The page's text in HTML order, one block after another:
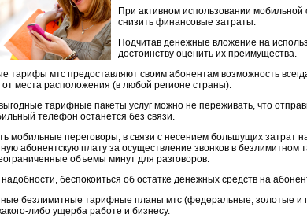
При активном использовании
снизить финансовые затраты.
Подчитав денежные вложение на
достоинству оценить их преимущества.
тарифы мтс предоставляют своим абонентам возможность
места расположения (в любой регионе страны).
тарифные пакеты услуг можно не переживать, что
телефон останется без связи.
мобильные переговоры, в связи с несением большущих затрат
абонентскую плату за осуществление звонков в
объемы минут для разговоров.
надобности, беспокоиться об остатке денежных средств на
безлимитные тарифные планы мтс (федеральные, золотые
либо ущерба работе и бизнесу.